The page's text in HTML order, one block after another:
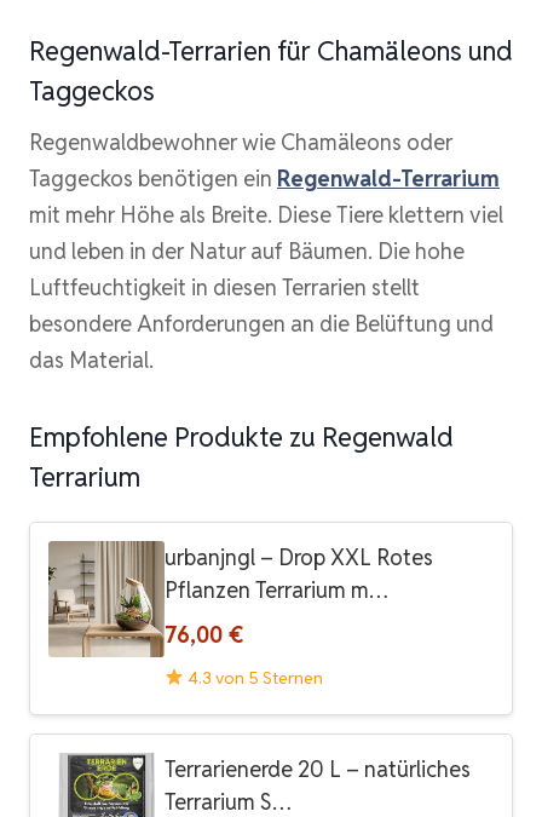
Regenwald-Terrarien für Chamäleons und
Taggeckos
Regenwaldbewohner wie Chamäleons oder
Taggeckos benötigen ein Regenwald-Terrarium
mit mehr Höhe als Breite. Diese Tiere klettern viel
und leben in der Natur auf Bäumen. Die hohe
Luftfeuchtigkeit in diesen Terrarien stellt
besondere Anforderungen an die Belüftung und
das Material.
Empfohlene Produkte zu Regenwald
Terrarium
urbanjngl – Drop XXL Rotes
Pflanzen Terrarium m…
76,00 €
4.3 von 5 Sternen
Terrarienerde 20 L – natürliches
Terrarium S…